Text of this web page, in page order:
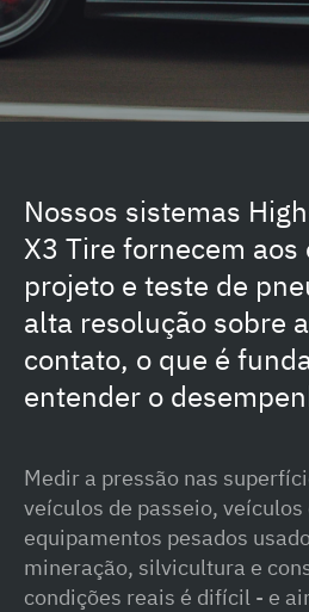
Nossos sistemas
X3 Tire fornecem
projeto e teste de
alta resolução sobre
contato, o que é
entender o
Medir a pressão nas
veículos de passeio,
equipamentos pesados
mineração, silvicultura e
condições reais é difícil - e